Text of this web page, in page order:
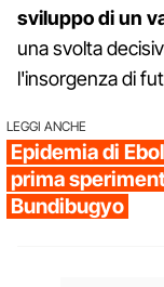
sviluppo di un
una svolta
l'insorgenza di
LEGGI ANCHE
Epidemia di
prima
Bundibugyo